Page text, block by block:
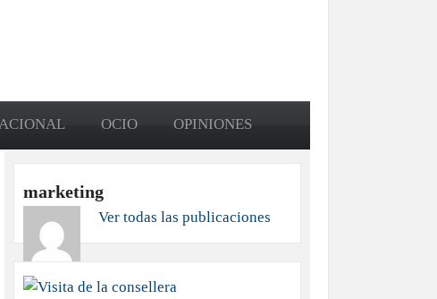
OCIO OPINIONES
marketing
Ver todas las publicaciones